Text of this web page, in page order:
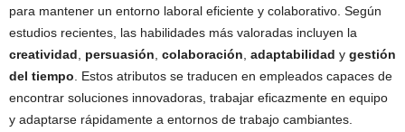
para mantener un entorno laboral eficiente y colaborativo. Según
estudios recientes, las habilidades más valoradas incluyen la
creatividad
persuasión colaboración adaptabilidad y gestión
del tiempo . Estos atributos se traducen en empleados capaces de
encontrar soluciones innovadoras, trabajar eficazmente en equipo
y adaptarse rápidamente a entornos de trabajo cambiantes.